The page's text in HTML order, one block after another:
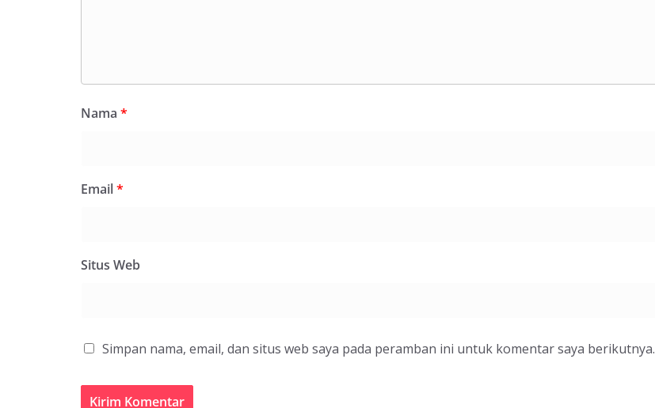
Nama *
Email*
Situs Web
Simpan nama, email, dan situs web saya pada peramban ini untuk komentar saya berikutnya.